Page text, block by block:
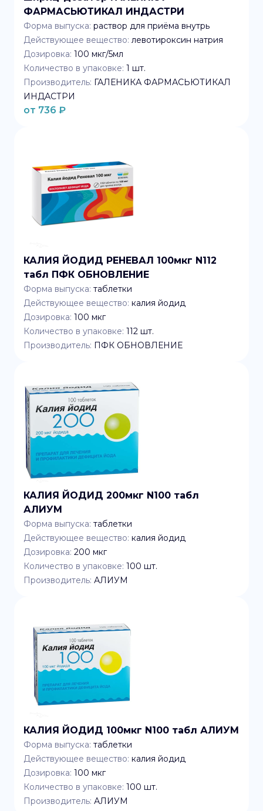
ФАРМАСЬЮТИКАЛ ИНДАСТРИ
Форма выпуска: раствор для приёма внутрь
Действующее вещество: левотироксин натрия
Дозировка: 100 мкг/5мл
Количество в упаковке: 1 шт.
Производитель: ГАЛЕНИКА ФАРМАСЬЮТИКАЛ
ИНДАСТРИ
от 736 ₽
КАЛИЯ ЙОДИД РЕНЕВАЛ 100мкг N112
табл ПФК ОБНОВЛЕНИЕ
Форма выпуска: таблетки
Действующее вещество: калия йодид
Дозировка: 100 мкг
Количество в упаковке: 112 шт.
Производитель: ПФК ОБНОВЛЕНИЕ
КАЛИЯ ЙОДИД 200мкг N100 табл
АЛИУМ
Форма выпуска: таблетки
Действующее вещество: калия йодид
Дозировка: 200 мкг
Количество в упаковке: 100 шт.
Производитель: АЛИУМ
КАЛИЯ ЙОДИД 100мкг N100 табл АЛИУМ
Форма выпуска: таблетки
Действующее вещество: калия йодид
Дозировка: 100 мкг
Количество в упаковке: 100 шт.
Производитель: АЛИУМ